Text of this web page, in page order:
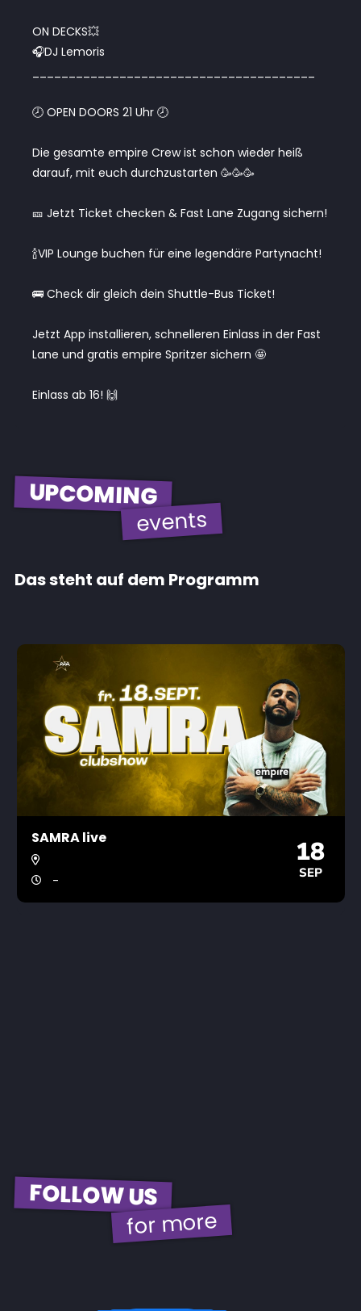
ON DECKS💥
🎧DJ Lemoris
🕗 OPEN DOORS 21 Uhr 🕗
Die gesamte empire Crew ist schon wieder heiß
darauf, mit euch durchzustarten 🥳🥳🥳
🎫 Jetzt Ticket checken & Fast Lane Zugang sichern!
🍾VIP Lounge buchen für eine legendäre Partynacht!
🚌 Check dir gleich dein Shuttle-Bus Ticket!
Jetzt App installieren, schnelleren Einlass in der Fast
Lane und gratis empire Spritzer sichern 🤩
Einlass ab 16! 🙌
UPCOMING
events
Das steht auf dem Programm
SAMRA live
-
18
SEP
FOLLOW US
for more